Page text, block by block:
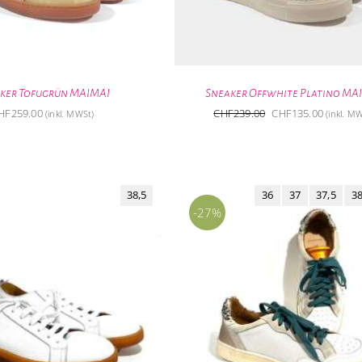
Tofugrün MAIMAI
259.00 (inkl. MWSt)
Sneaker Offwhite Platino
CHF239.00 Ursprünglicher
CHF135.00 (inkl.
38,5
-27%
36 37 37,5 38